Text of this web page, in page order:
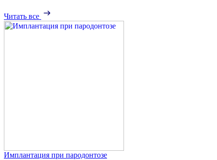
Читать все
Имплантация при пародонтозе